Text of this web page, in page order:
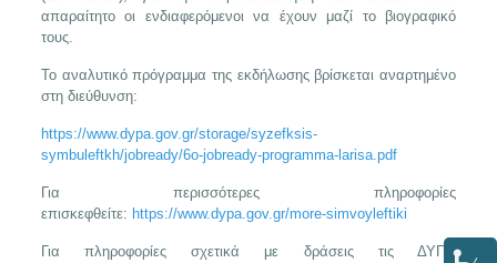
απαραίτητο οι ενδιαφερόμενοι να έχουν μαζί το βιογραφικό
τους.
Το αναλυτικό πρόγραμμα της εκδήλωσης βρίσκεται αναρτημένο
στη διεύθυνση:
https://www.dypa.gov.gr/storage/syzefksis-
symbuleftkh/jobready/6o-jobready-programma-larisa.pdf
Για περισσότερες πληροφορίες
επισκεφθείτε: https://www.dypa.gov.gr/more-simvoyleftiki
Για πληροφορίες σχετικά με δράσεις τις ΔΥΠΑ